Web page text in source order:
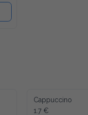
Cappuccino
1.7 €